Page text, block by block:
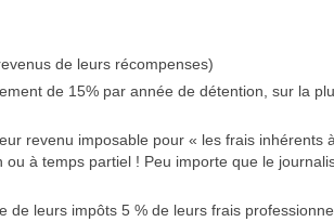
de leurs récompenses)
de 15% par année de détention, sur la
revenu imposable pour « les frais inhérents
à temps partiel ! Peu importe que le
leurs impôts 5 % de leurs frais